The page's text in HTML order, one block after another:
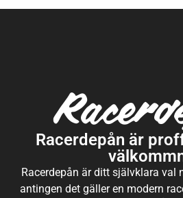
Racerdepån är
Racerdepån är ditt självklara val
antingen det gäller en modern